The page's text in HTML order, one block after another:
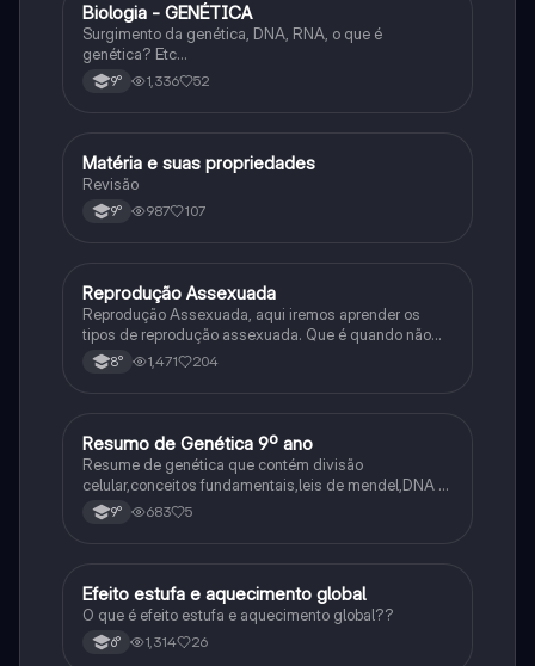
Ciência
Biologia - GENÉTICA
Surgimento da genética, DNA, RNA, o que é
genética? Etc…
9° 1,336 52
Ciência
Matéria e suas propriedades
Revisão
9° 987 107
Ciência
Reprodução Assexuada
Reprodução Assexuada, aqui iremos aprender os
tipos de reprodução assexuada. Que é quando não
ocorre a fusão de gametas.
8° 1,471 204
Ciência
Resumo de Genética 9º ano
Resume de genética que contém divisão
celular,conceitos fundamentais,leis de mendel,DNA e
RNA9° 683 5
Ciência
Efeito estufa e aquecimento global
O que é efeito estufa e aquecimento global??
6° 1,314 26